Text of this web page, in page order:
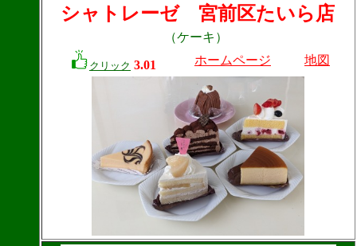
シャトレーゼ 宮前区たいら店
（ケーキ）
クリック 3.01 ホームページ 地図